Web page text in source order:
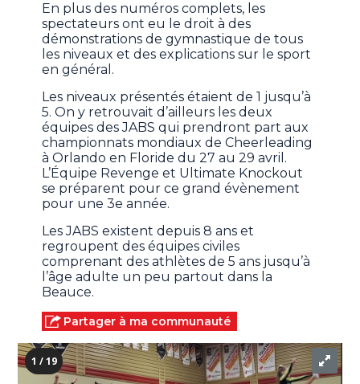
En plus des numéros complets, les
spectateurs ont eu le droit à des
démonstrations de gymnastique de tous
les niveaux et des explications sur le sport
en général.
Les niveaux présentés étaient de 1 jusqu’à
5. On y retrouvait d’ailleurs les deux
équipes des JABS qui prendront part aux
championnats mondiaux de Cheerleading
à Orlando en Floride du 27 au 29 avril.
L’Équipe Revenge et Ultimate Knockout
se préparent pour ce grand évènement
pour une 3e année.
Les JABS existent depuis 8 ans et
regroupent des équipes civiles
comprenant des athlètes de 5 ans jusqu’à
l’âge adulte un peu partout dans la
Beauce.
Partager à ma communauté
1 / 19